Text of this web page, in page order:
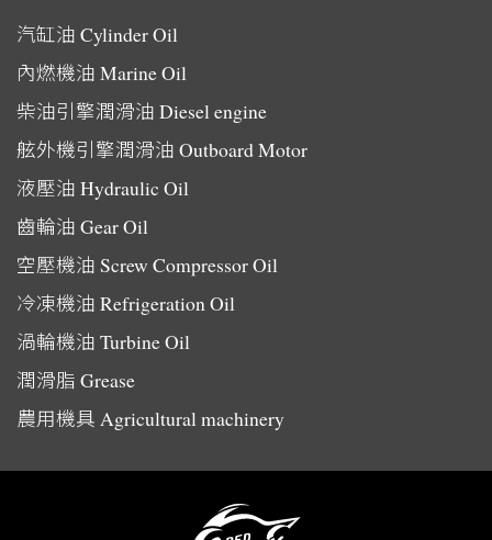
汽缸油 Cylinder Oil
內燃機油 Marine Oil
柴油引擎潤滑油 Diesel engine
舷外機引擎潤滑油 Outboard Motor
液壓油 Hydraulic Oil
齒輪油 Gear Oil
空壓機油 Screw Compressor Oil
冷凍機油 Refrigeration Oil
渦輪機油 Turbine Oil
潤滑脂 Grease
農用機具 Agricultural machinery